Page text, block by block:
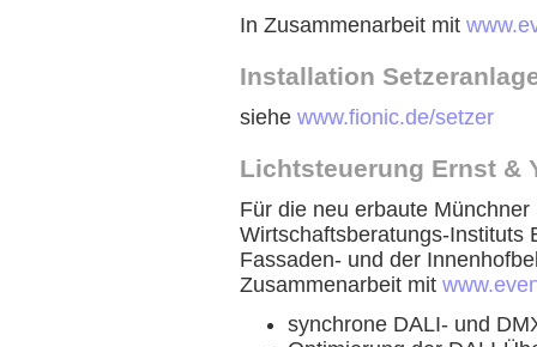
In Zusammenarbeit mit
Installation
siehe www.fionic.de/setzer
Lichtsteuerung Ernst &
Für die neu erbaute
Wirtschaftsberatungs-Instituts
Fassaden- und der
Zusammenarbeit mit
synchrone DALI- und